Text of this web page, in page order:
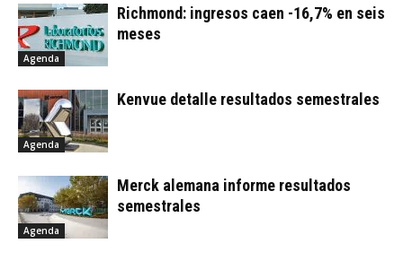
Agenda
Richmond: ingresos caen -16,7% en seis
meses
Agenda
Kenvue detalle resultados semestrales
Agenda
Merck alemana informe resultados
semestrales